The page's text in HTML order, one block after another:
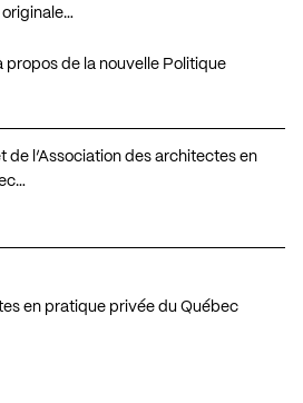
originale…
propos de la nouvelle Politique
de l’Association des architectes en
en pratique privée du Québec